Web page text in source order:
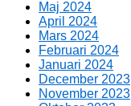
Maj 2024
April 2024
Mars 2024
Februari 2024
Januari 2024
December 2023
November 2023